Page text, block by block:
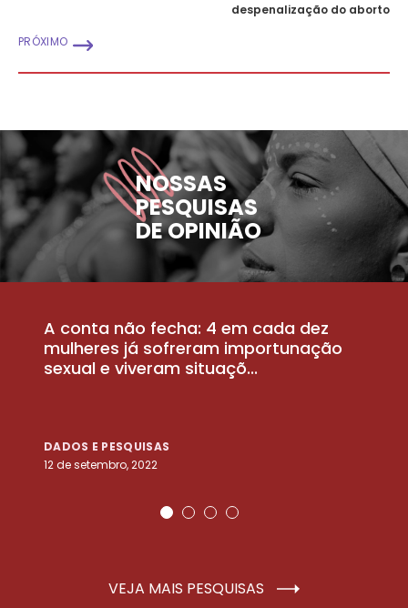
despenalização do aborto
PRÓXIMO
NOSSAS
PESQUISAS
DE OPINIÃO
A conta não fecha: 4 em cada dez
mulheres já sofreram importunação
sexual e viveram situaçõ...
DADOS E PESQUISAS
12 de setembro, 2022
VEJA MAIS PESQUISAS